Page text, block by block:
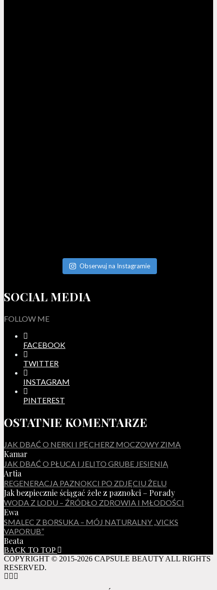
Obserwuj na Instagramie
SOCIAL MEDIA
FOLLOW ME
FACEBOOK
TWITTER
INSTAGRAM
PINTEREST
OSTATNIE KOMENTARZE
JAK DBAĆ O NERKI I PĘCHERZ MOCZOWY ZIMĄ
Kamar
JAK DBAĆ O PŁUCA I JELITO GRUBE JESIENIĄ
Artia
REGENERACJA PAZNOKCI PO ZDJĘCIU ŻELU
Jak bezpiecznie ściągać żele z paznokci – Porady
WODA Z LODU – ŹRÓDŁO ZDROWIA I MŁODOŚCI
Ewa
SMALEC Z BORSUKA – MÓJ NATURALNY „VICKS
VAPORUB”
Beata
BACK TO TOP
COPYRIGHT © 2015-2026 CAPSULE BEAUTY ALL RIGHTS
RESERVED.